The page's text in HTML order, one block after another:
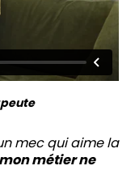
mec qui aime la
métier ne